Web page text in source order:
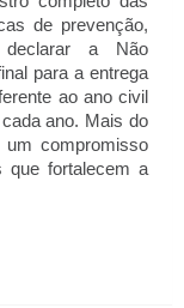
de prevenção,
declarar a Não
para a entrega
ao ano civil
ano. Mais do
compromisso
que fortalecem a